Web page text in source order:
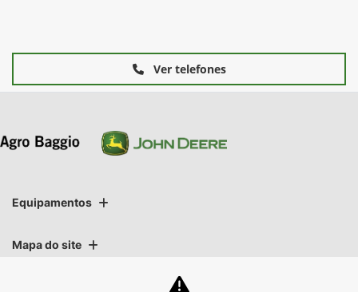
Ver telefones
Equipamentos
Mapa do site